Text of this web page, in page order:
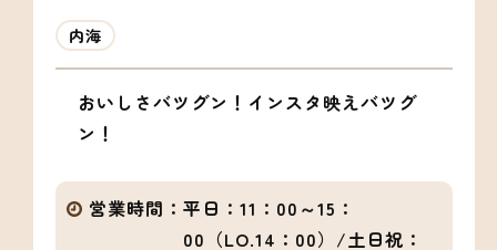
内海
おいしさバツグン！インスタ映えバツグ
ン！
営業時間： 平日：11：00～15：
00（LO.14：00）/土日祝：